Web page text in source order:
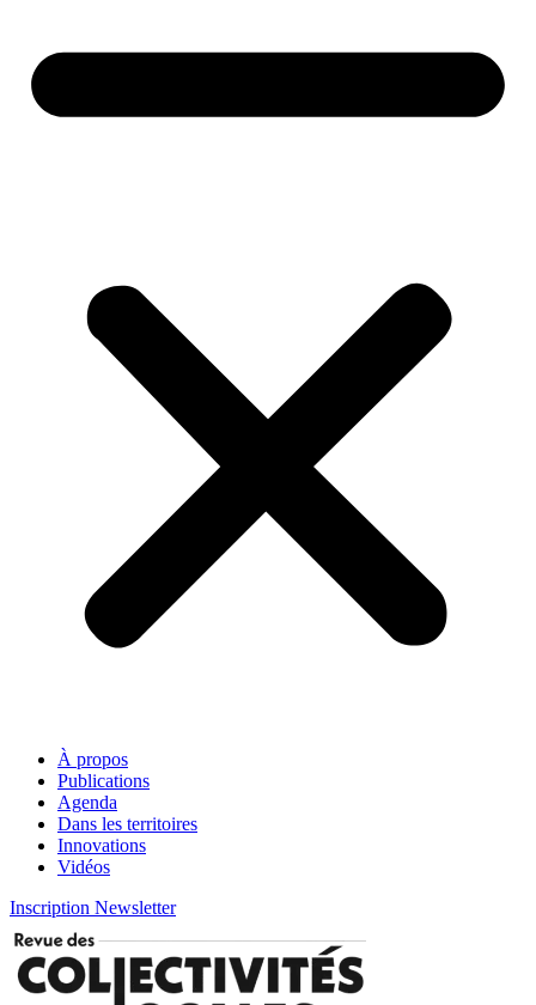
À propos
Publications
Agenda
Dans les territoires
Innovations
Vidéos
Inscription Newsletter